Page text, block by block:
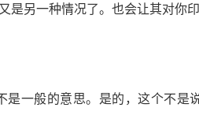
另一种情况了。也会让其对你印
一般的意思。是的，这个不是